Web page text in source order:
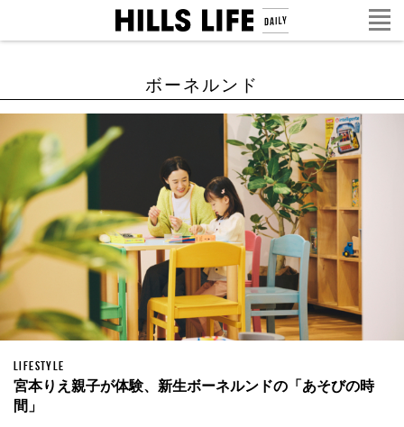
ボーネルンド
LIFESTYLE
宮本りえ親子が体験、新生ボーネルンドの「あそびの時
間」